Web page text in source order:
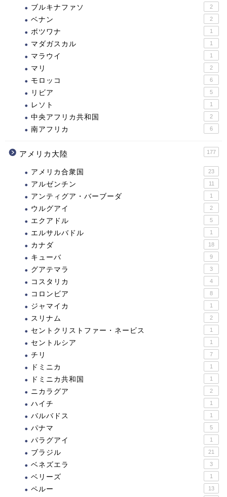
ブルキナファソ 2
ベナン 2
ボツワナ 1
マダガスカル 1
マラウイ 1
マリ 2
モロッコ 6
リビア 5
レソト 1
中央アフリカ共和国 2
南アフリカ 6
アメリカ大陸 177
アメリカ合衆国 23
アルゼンチン 11
アンティグア・バーブーダ 1
ウルグアイ 2
エクアドル 5
エルサルバドル 1
カナダ 18
キューバ 9
グアテマラ 3
コスタリカ 4
コロンビア 8
ジャマイカ 1
スリナム 2
セントクリストファー・ネービス 1
セントルシア 1
チリ 7
ドミニカ 1
ドミニカ共和国 1
ニカラグア 2
ハイチ 1
バルバドス 1
パナマ 5
パラグアイ 1
ブラジル 21
ベネズエラ 3
ベリーズ 1
ペルー 13